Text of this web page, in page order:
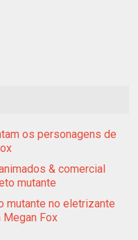
os personagens de
& comercial
mutante
mutante no eletrizante
Megan Fox